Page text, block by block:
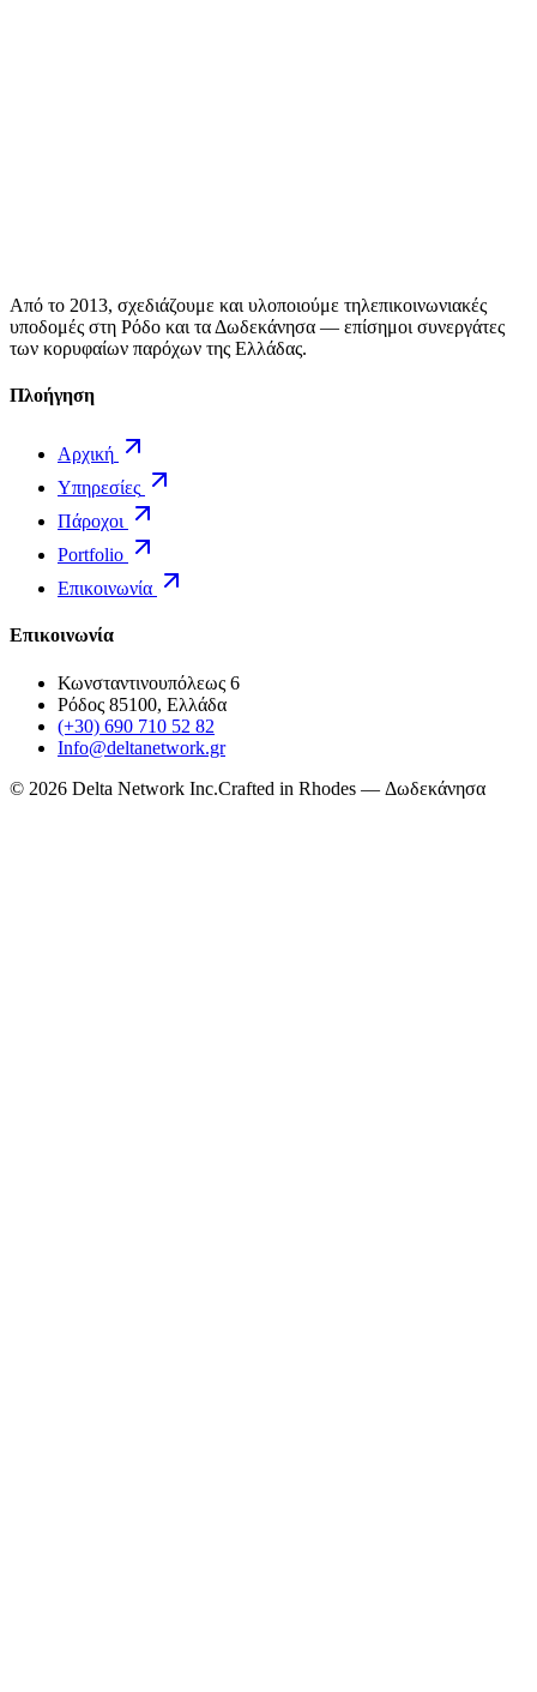
Από το 2013, σχεδιάζουμε και υλοποιούμε τηλεπικοινωνιακές
υποδομές στη Ρόδο και τα Δωδεκάνησα — επίσημοι συνεργάτες
των κορυφαίων παρόχων της Ελλάδας.
Πλοήγηση
Αρχική
Υπηρεσίες
Πάροχοι
Portfolio
Επικοινωνία
Επικοινωνία
Κωνσταντινουπόλεως 6
Ρόδος 85100, Ελλάδα
(+30) 690 710 52 82
Info@deltanetwork.gr
© 2026 Delta Network Inc.Crafted in Rhodes — Δωδεκάνησα